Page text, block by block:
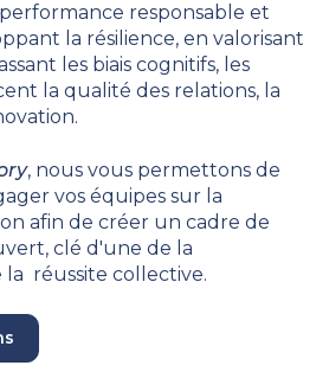
responsable et
la résilience, en valorisant
les biais cognitifs, les
la qualité des relations, la
, nous vous permettons de
vos équipes sur la
afin de créer un cadre de
clé d'une de la
réussite collective.